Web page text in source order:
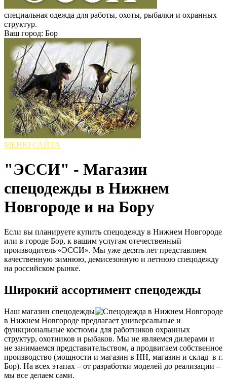
специальная одежда для работы, охоты, рыбалки и охранных
структур.
Ваш город: Бор
МЕНЮ САЙТА
"ЭССИ" - Магазин
спецодежды в Нижнем
Новгороде и на Бору
Если вы планируете купить спецодежду в Нижнем Новгороде
или в городе Бор, к вашим услугам отечественный
производитель «ЭССИ». Мы уже десять лет представляем
качественную зимнюю, демисезонную и летнюю спецодежду
на российском рынке.
Широкий ассортимент спецодежды
Наш магазин спецодежды
в Нижнем Новгороде предлагает универсальные и
функциональные костюмы для работников охранных
структур, охотников и рыбаков. Мы не являемся дилерами и
не занимаемся представительством, а продвигаем собственное
производство (мощности и магазин в НН, магазин и склад в г.
Бор). На всех этапах – от разработки моделей до реализации –
мы все делаем сами.